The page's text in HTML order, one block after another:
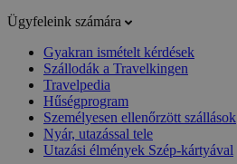
Ügyfeleink számára
Gyakran ismételt kérdések
Szállodák a Travelkingen
Travelpedia
Hűségprogram
Személyesen ellenőrzött szállások
Nyár, utazással tele
Utazási élmények Szép-kártyával